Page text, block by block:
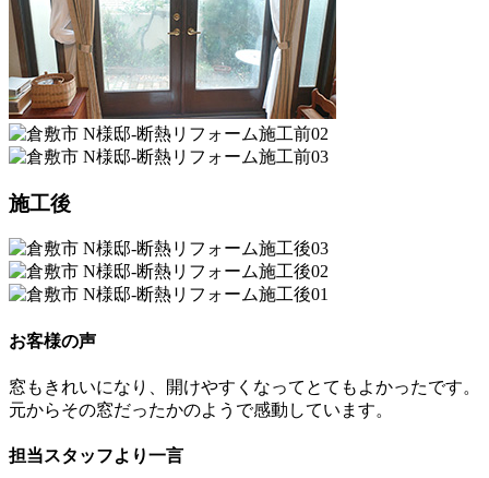
施工後
お客様の声
窓もきれいになり、開けやすくなってとてもよかったです。
元からその窓だったかのようで感動しています。
担当スタッフより一言